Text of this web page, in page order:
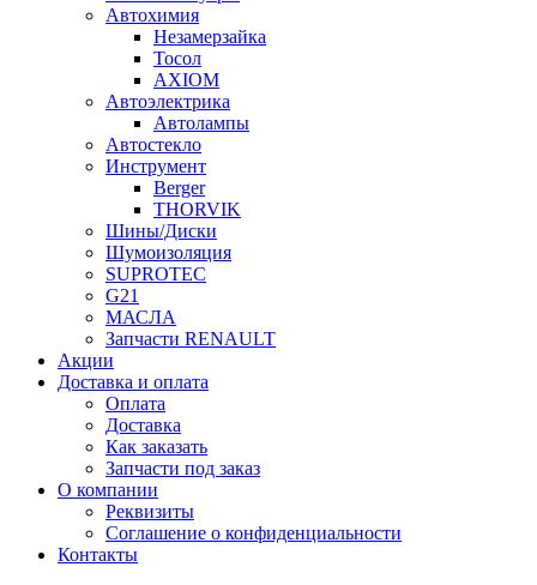
Автохимия
Незамерзайка
Тосол
AXIOM
Автоэлектрика
Автолампы
Автостекло
Инструмент
Berger
THORVIK
Шины/Диски
Шумоизоляция
SUPROTEC
G21
МАСЛА
Запчасти RENAULT
Акции
Доставка и оплата
Оплата
Доставка
Как заказать
Запчасти под заказ
О компании
Реквизиты
Соглашение о конфиденциальности
Контакты